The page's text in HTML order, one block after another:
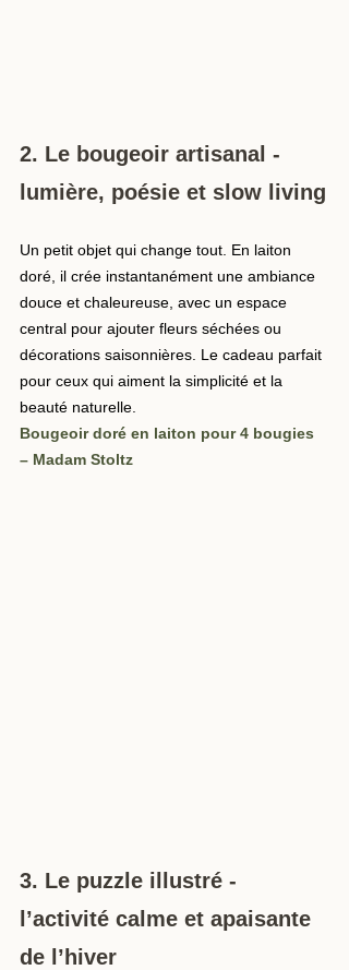
2. Le bougeoir artisanal -
lumière, poésie et slow living
Un petit objet qui change tout. En laiton
doré, il crée instantanément une ambiance
douce et chaleureuse, avec un espace
central pour ajouter fleurs séchées ou
décorations saisonnières. Le cadeau parfait
pour ceux qui aiment la simplicité et la
beauté naturelle.
Bougeoir doré en laiton pour 4 bougies
– Madam Stoltz
3. Le puzzle illustré -
l’activité calme et apaisante
de l’hiver